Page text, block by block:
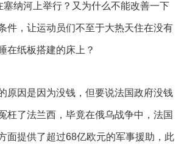
塞纳河上举行？又为什么不能改善一下
件，让运动员们不至于大热天住在没有
在纸板搭建的床上？
原因是因为没钱，但要说法国政府没钱
枉了法兰西，毕竟在俄乌战争中，法国
面提供了超过68亿欧元的军事援助，此